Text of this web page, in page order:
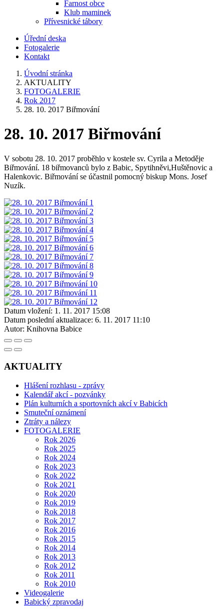
Farnost obce
Klub maminek
Přívesnické tábory
Úřední deska
Fotogalerie
Kontakt
Úvodní stránka
AKTUALITY
FOTOGALERIE
Rok 2017
28. 10. 2017 Biřmování
28. 10. 2017 Biřmování
V sobotu 28. 10. 2017 proběhlo v kostele sv. Cyrila a Metoděje
Biřmování. 18 biřmovanců bylo z Babic, Spytihněvi,Huštěnovic a
Halenkovic. Biřmování se účastnil pomocný biskup Mons. Josef
Nuzík.
Datum vložení: 1. 11. 2017 15:08
Datum poslední aktualizace: 6. 11. 2017 11:10
Autor: Knihovna Babice
AKTUALITY
Hlášení rozhlasu - zprávy
Kalendář akcí - pozvánky
Plán kulturních a sportovních akcí v Babicích
Smuteční oznámení
Ztráty a nálezy
FOTOGALERIE
Rok 2026
Rok 2025
Rok 2024
Rok 2023
Rok 2022
Rok 2021
Rok 2020
Rok 2019
Rok 2018
Rok 2017
Rok 2016
Rok 2015
Rok 2014
Rok 2013
Rok 2012
Rok 2011
Rok 2010
Videogalerie
Babický zpravodaj